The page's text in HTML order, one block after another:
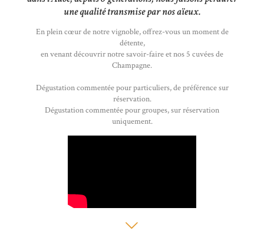
une qualité transmise par nos aïeux.
En plein cœur de notre vignoble, offrez-vous un moment de
détente,
en venant découvrir notre savoir-faire et nos 5 cuvées de
Champagne.
Dégustation commentée pour particuliers, de préférence sur
réservation.
Dégustation commentée pour groupes, sur réservation
uniquement.